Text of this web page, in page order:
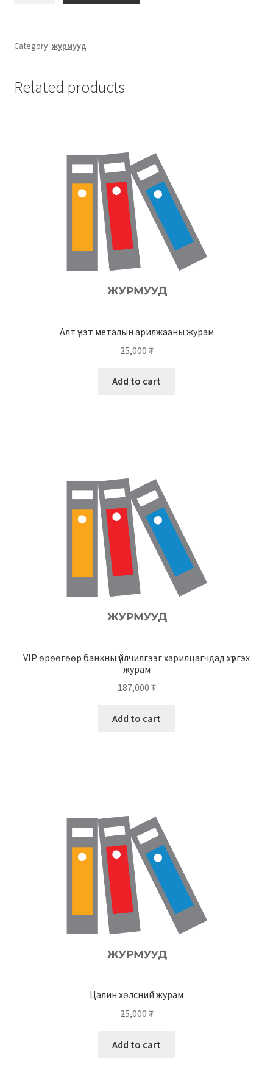
Category: журмууд
Related products
Алт үнэт металын арилжааны журам
25,000 ₮
Add to cart
VIP өрөөгөөр банкны үйлчилгээг харилцагчдад хүргэх
журам
187,000 ₮
Add to cart
Цалин хөлсний журам
25,000 ₮
Add to cart